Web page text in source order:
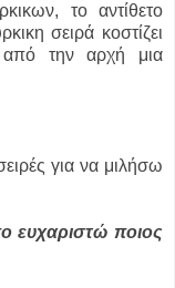
το αντίθετο
σειρά κοστίζει
από την αρχή μια
για να μιλήσω
ευχαριστώ ποιος